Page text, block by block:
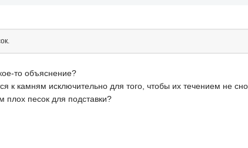
то объяснение?
к камням исключительно для того, чтобы их течением не
плох песок для подставки?